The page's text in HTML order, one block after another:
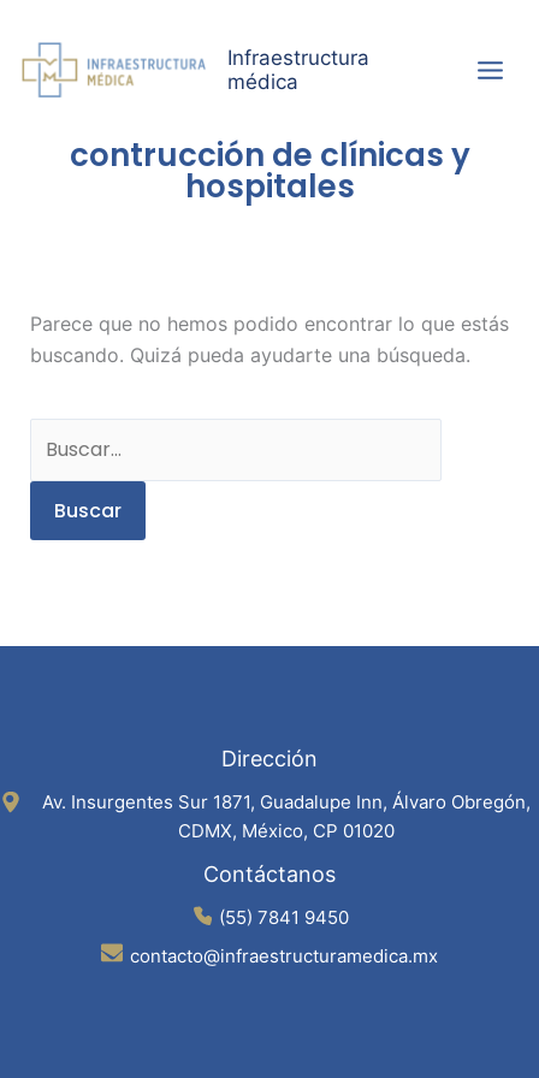
contenido
Infraestructura
médica
contrucción de clínicas y
hospitales
Parece que no hemos podido encontrar lo que estás
buscando. Quizá pueda ayudarte una búsqueda.
Dirección
Av. Insurgentes Sur 1871, Guadalupe Inn, Álvaro Obregón,
CDMX, México, CP 01020
Contáctanos
(55) 7841 9450
contacto@infraestructuramedica.mx